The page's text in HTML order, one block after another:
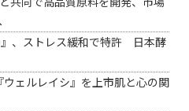
、ストレス緩和で特許 日本酵
ェルレイシ』を上市肌と心の関